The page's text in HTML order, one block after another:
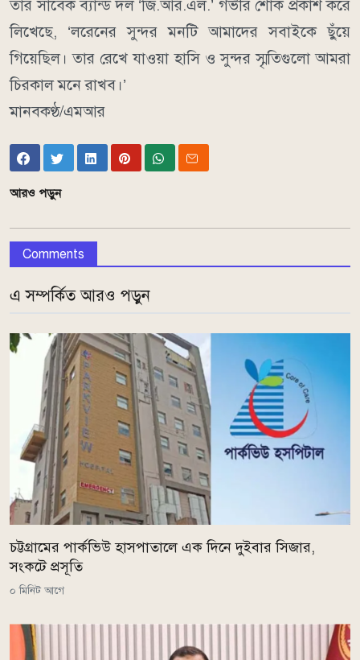
তার সাবেক ব্যান্ড দল ‘জি.আর.এল.’ গভীর শোক প্রকাশ করে
লিখেছে, ‘লরেনের সুন্দর মনটি আমাদের সবাইকে ছুঁয়ে
গিয়েছিল। তার রেখে যাওয়া হাসি ও সুন্দর স্মৃতিগুলো আমরা
চিরকাল মনে রাখব।’
মানবকণ্ঠ/এমআর
আরও পড়ুন
Comments
এ সম্পর্কিত আরও পড়ুন
চট্টগ্রামের পার্কভিউ হাসপাতালে এক দিনে দুইবার সিজার,
সংকটে প্রসূতি
০ মিনিট আগে